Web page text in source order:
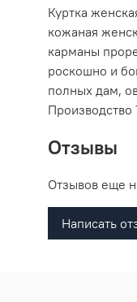
Куртка
кожаная
карманы
роскошно и
полных дам,
Производство
Отзывы
Отзывов еще
Написать